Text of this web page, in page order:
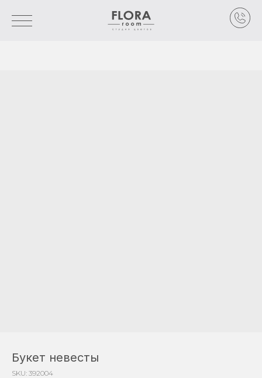
Букет невесты
SKU: 392004